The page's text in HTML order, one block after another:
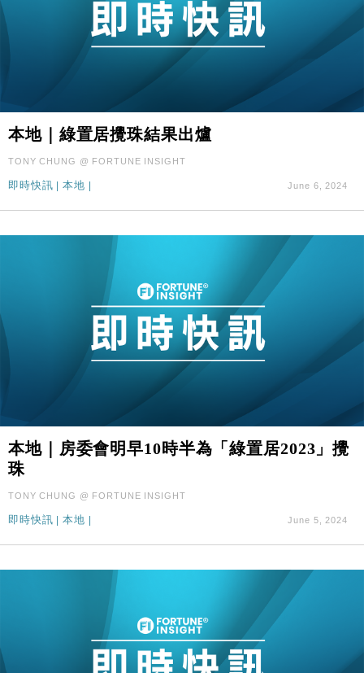
本地｜綠置居攪珠結果出爐
TONY CHUNG @ FORTUNE INSIGHT
即時快訊 |本地 June 6, 2024
本地｜房委會明早10時半為「綠置居2023」攪
珠
TONY CHUNG @ FORTUNE INSIGHT
即時快訊 |本地 | June 5, 2024